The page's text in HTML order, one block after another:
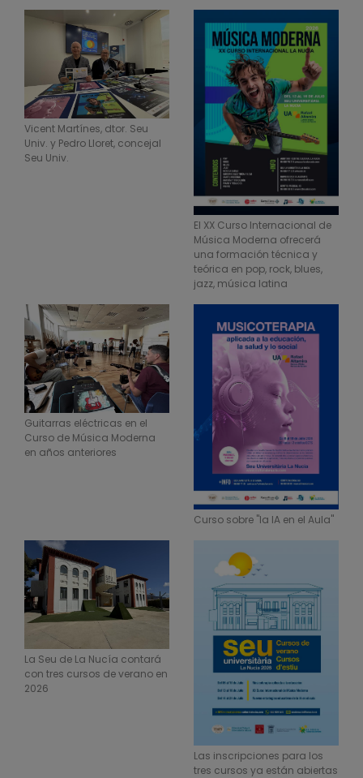
Vicent Martínes, dtor. Seu
Univ. y Pedro Lloret, concejal
Seu Univ.
El XX Curso Internacional de
Música Moderna ofrecerá
una formación técnica y
teórica en pop, rock, blues,
jazz, música latina
Guitarras eléctricas en el
Curso de Música Moderna
en años anteriores
Curso sobre "la IA en el Aula"
La Seu de La Nucía contará
con tres cursos de verano en
2026
Las inscripciones para los
tres cursos ya están abiertas